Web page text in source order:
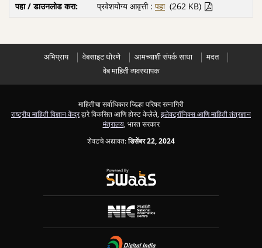
प्रवेशयोग्य आवृत्ती : पहा (262 KB)
अभिप्राय वेबसाइट धोरणे आमच्याशी संपर्क साधा
मदत
वेब माहिती व्यवस्थापक
माहितीचा सर्वाधिकार जिल्हा परिषद रत्नागिरी
राष्ट्रीय माहिती विज्ञान केंद्रद्वारे विकसित आणि होस्ट केलेले, इलेक्ट्रॉनिक्स आणि माहिती तंत्रज्ञान
मंत्रालय, भारत सरकार
शेवटचे अद्यावत:डिसेंबर 22, 2024